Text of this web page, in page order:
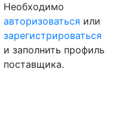
Необходимо
авторизоваться или
зарегистрироваться
и заполнить профиль
поставщика.